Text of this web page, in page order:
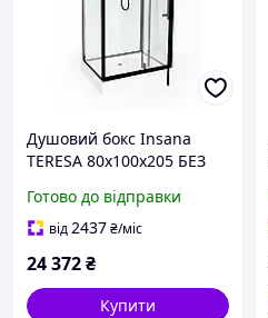
Душовий бокс Insana
TERESA 80x100х205 БЕЗ
мілкий піддон
Готово до відправки
від2437₴/міс
24 372₴
Купити